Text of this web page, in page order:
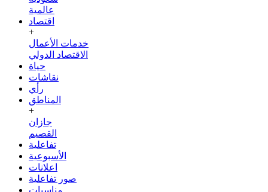
عالمية
اقتصاد
+
خدمات الأعمال
الاقتصاد الدولي
حياة
نقاشات
رأي
المناطق
+
جازان
القصيم
تفاعلية
الأسبوعية
اعلانات
صور تفاعلية